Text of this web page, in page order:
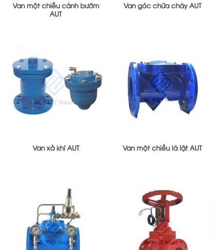
Van một chiều cánh bướm
AUT
Van góc chữa cháy AUT
Van xả khí AUT Van một chiều lá lật AUT